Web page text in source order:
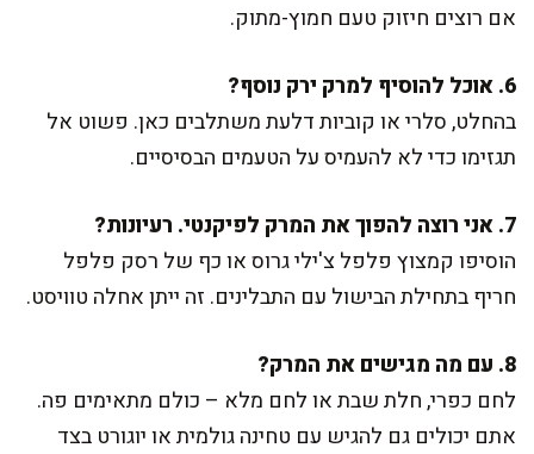
אם רוצים חיזוק טעם חמוץ-מתוק.
6. אוכל להוסיף למרק ירק נוסף?
בהחלט, סלרי או קוביות דלעת משתלבים כאן. פשוט אל
תגזימו כדי לא להעמיס על הטעמים הבסיסיים.
7. אני רוצה להפוך את המרק לפיקנטי. רעיונות?
הוסיפו קמצוץ פלפל צ'ילי גרוס או כף של רסק פלפל
חריף בתחילת הבישול עם התבלינים. זה ייתן אחלה טוויסט.
8. עם מה מגישים את המרק?
לחם כפרי, חלת שבת או לחם מלא – כולם מתאימים פה.
אתם יכולים גם להגיש עם טחינה גולמית או יוגורט בצד